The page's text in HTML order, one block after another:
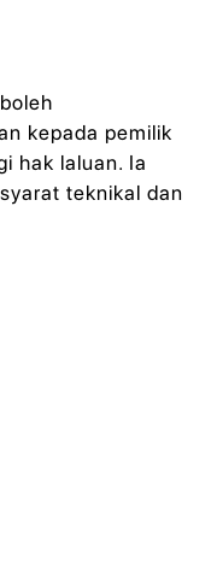
kepada pemilik
hak laluan. Ia
teknikal dan